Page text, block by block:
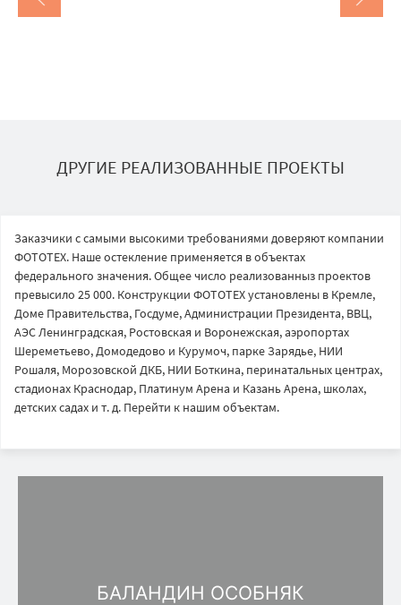
ДРУГИЕ РЕАЛИЗОВАННЫЕ ПРОЕКТЫ
Заказчики с самыми высокими требованиями доверяют компании
ФОТОТЕХ. Наше остекление применяется в объектах
федерального значения. Общее число реализованныз проектов
превысило 25 000. Конструкции ФОТОТЕХ установлены в Кремле,
Доме Правительства, Госдуме, Администрации Президента, ВВЦ,
АЭС Ленинградская, Ростовская и Воронежская, аэропортах
Шереметьево, Домодедово и Курумоч, парке Зарядье, НИИ
Рошаля, Морозовской ДКБ, НИИ Боткина, перинатальных центрах,
стадионах Краснодар, Платинум Арена и Казань Арена, школах,
детских садах и т. д. Перейти к нашим объектам.
БАЛАНДИН ОСОБНЯК